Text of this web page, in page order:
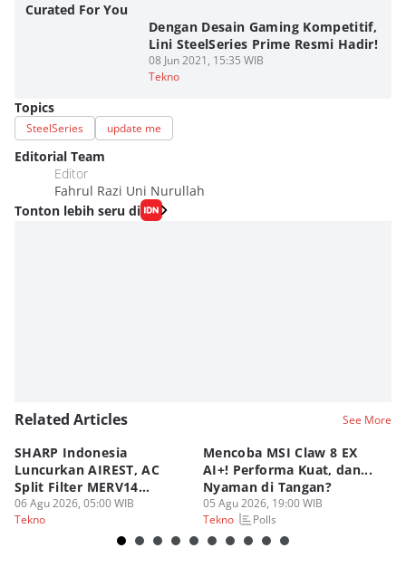
Curated For You
Dengan Desain Gaming Kompetitif,
Lini SteelSeries Prime Resmi Hadir!
08 Jun 2021, 15:35 WIB
Tekno
Topics
SteelSeries update me
Editorial Team
Editor
Fahrul Razi Uni Nurullah
Tonton lebih seru di
Related Articles See More
SHARP Indonesia
Luncurkan AIREST, AC
Split Filter MERV14
Perdana!
06 Agu 2026, 05:00 WIB
Tekno
Mencoba MSI Claw 8 EX
AI+! Performa Kuat, dan...
Nyaman di Tangan?
05 Agu 2026, 19:00 WIB
Tekno
Polls